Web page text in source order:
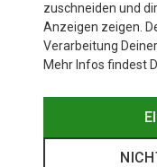
zuschneiden und
Anzeigen zeigen.
Verarbeitung
Mehr Infos findest